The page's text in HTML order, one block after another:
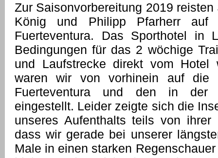
Zur Saisonvorbereitung 2019
König und Philipp Pfarherr auf
Fuerteventura. Das Sporthotel in
Bedingungen für das 2 wöchige
und Laufstrecke direkt vom Hotel
waren wir von vorhinein auf die
Fuerteventura und den in der
eingestellt. Leider zeigte sich die
unseres Aufenthalts teils von ihrer
dass wir gerade bei unserer
Male in einen starken